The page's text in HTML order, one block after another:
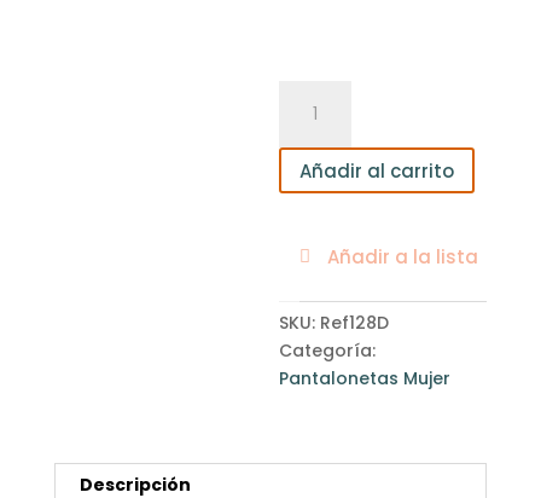
Mujer
cantidad
Añadir al carrito
Añadir a la lista
SKU: Ref128D
Categoría:
Pantalonetas Mujer
Descripción